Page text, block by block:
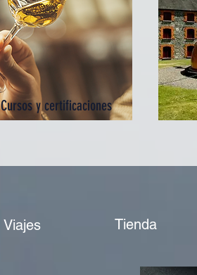
Cursos y certificaciones
Viajes Tienda